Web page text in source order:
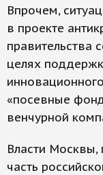
Впрочем,
в проекте
правительства
целях
«посевные
венчурной
Власти Москвы,
часть